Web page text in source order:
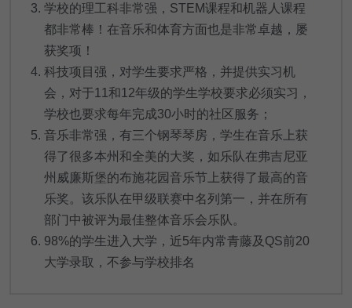
学校的理工科非常强，STEM课程和机器人课程
都非常棒！在音乐和体育方面也是非常卓越，屡
获奖项！
科技项目强，对学生要求严格，并提供实习机
会，对于11和12年级的学生学校要求必须实习，
学校也要求每年完成30小时的社区服务；
音乐非常强，有三个钢琴琴房，学生在音乐上获
得了很多本州和全美的大奖，如乐队在弗吉尼亚
州威廉斯堡的布施花园音乐节上获得了最高的音
乐奖。该乐队在甲级联赛中名列第一，并在所有
部门中被评为最佳整体音乐会乐队。
98%的学生进入大学，近5年内常青藤及QS前20
大学录取，不参与学校排名